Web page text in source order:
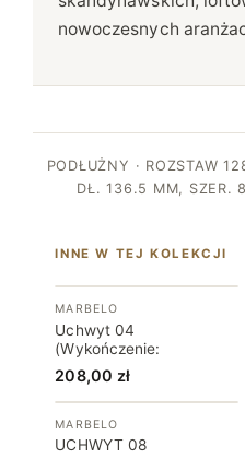
nowoczesnych
PODŁUŻNY · ROZSTAW
DŁ. 136.5 MM, SZER.
INNE W TEJ KOLEKCJI
MARBELO
Uchwyt 04
(Wykończenie:
208,00 zł
MARBELO
UCHWYT 08